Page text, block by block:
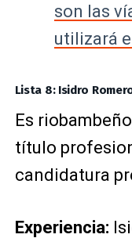
son las
utilizará
Lista 8: Isidro
Es
título
candidatura
Experiencia: